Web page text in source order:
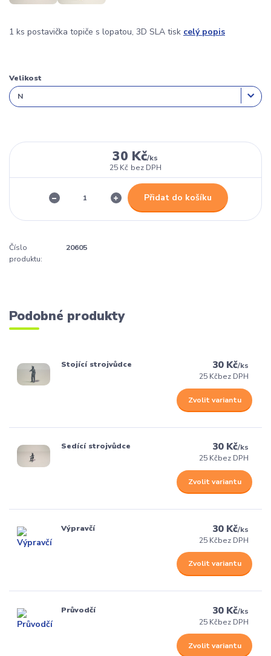
1 ks postavička topiče s lopatou, 3D SLA tisk celý popis
Velikost
30 Kč/ks
25 Kč bez DPH
Přidat do košíku
Číslo
produktu:
20605
Podobné produkty
Stojící strojvůdce 30 Kč/ks
25 Kčbez DPH
Zvolit variantu
Sedící strojvůdce 30 Kč/ks
25 Kčbez DPH
Zvolit variantu
Výpravčí 30 Kč/ks
25 Kčbez DPH
Zvolit variantu
Průvodčí 30 Kč/ks
25 Kčbez DPH
Zvolit variantu